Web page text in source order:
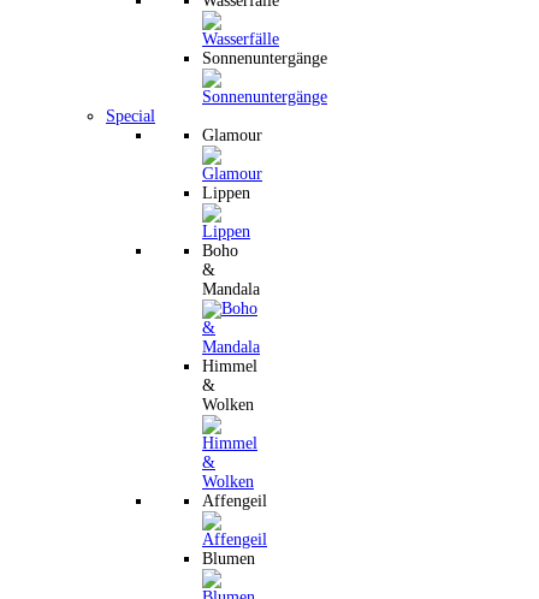
Sonnenuntergänge
Special
Glamour
Lippen
Boho
&
Mandala
Himmel
&
Wolken
Affengeil
Blumen